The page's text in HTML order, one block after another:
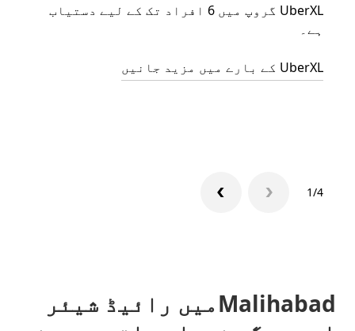
UberXL گروپ میں 6 افراد تک کے لیے دستیاب
ہے۔
UberXL کے بارے میں مزید جانیں
1/4
Malihabadمیں رائیڈ شیئر